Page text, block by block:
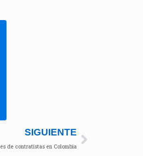
SIGUIENTE
de contratistas en Colombia